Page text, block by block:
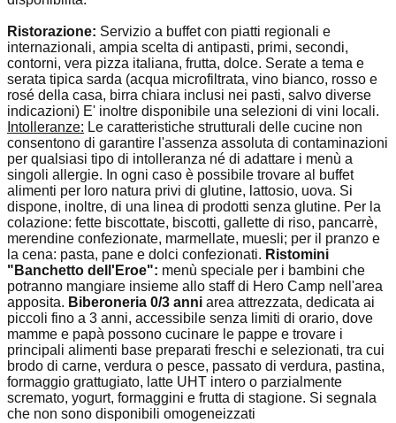
Ristorazione: Servizio a buffet con piatti regionali e
internazionali, ampia scelta di antipasti, primi, secondi,
contorni, vera pizza italiana, frutta, dolce. Serate a tema e
serata tipica sarda (acqua microfiltrata, vino bianco, rosso e
rosé della casa, birra chiara inclusi nei pasti, salvo diverse
indicazioni) E' inoltre disponibile una selezioni di vini locali.
Intolleranze: Le caratteristiche strutturali delle cucine non
consentono di garantire l'assenza assoluta di contaminazioni
per qualsiasi tipo di intolleranza né di adattare i menù a
singoli allergie. In ogni caso è possibile trovare al buffet
alimenti per loro natura privi di glutine, lattosio, uova. Si
dispone, inoltre, di una linea di prodotti senza glutine. Per la
colazione: fette biscottate, biscotti, gallette di riso, pancarrè,
merendine confezionate, marmellate, muesli; per il pranzo e
la cena: pasta, pane e dolci confezionati. Ristomini
"Banchetto dell'Eroe": menù speciale per i bambini che
potranno mangiare insieme allo staff di Hero Camp nell'area
apposita. Biberoneria 0/3 anni area attrezzata, dedicata ai
piccoli fino a 3 anni, accessibile senza limiti di orario, dove
mamme e papà possono cucinare le pappe e trovare i
principali alimenti base preparati freschi e selezionati, tra cui
brodo di carne, verdura o pesce, passato di verdura, pastina,
formaggio grattugiato, latte UHT intero o parzialmente
scremato, yogurt, formaggini e frutta di stagione. Si segnala
che non sono disponibili omogeneizzati